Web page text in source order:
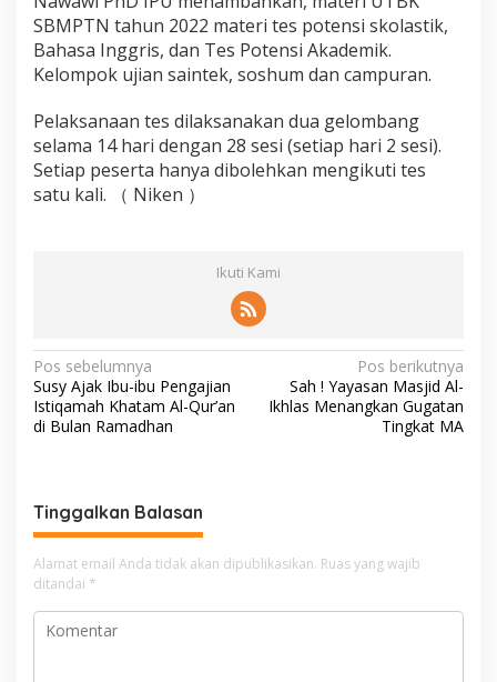
SBMPTN tahun 2022 materi tes potensi skolastik,
Bahasa Inggris, dan Tes Potensi Akademik.
Kelompok ujian saintek, soshum dan campuran.
Pelaksanaan tes dilaksanakan dua gelombang
selama 14 hari dengan 28 sesi (setiap hari 2 sesi).
Setiap peserta hanya dibolehkan mengikuti tes
satu kali. （ Niken ）
Ikuti Kami
N
a
v
g
a
s
i
p
Pos sebelumnya
Susy Ajak Ibu-ibu Pengajian
Istiqamah Khatam Al-Qur’an
di Bulan Ramadhan
Pos berikutnya
Sah ! Yayasan Masjid Al-
Ikhlas Menangkan Gugatan
Tingkat MA
Tinggalkan Balasan
Alamat email Anda tidak akan dipublikasikan. Ruas yang wajib
ditandai *